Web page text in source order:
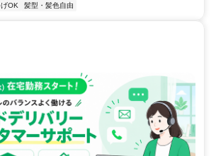
OK 髪型・髪色自由